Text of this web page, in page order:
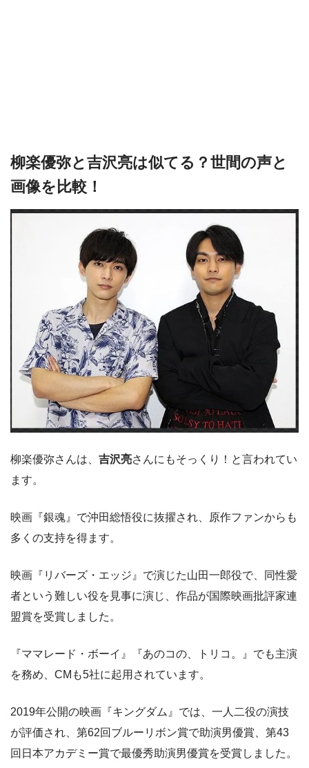
柳楽優弥と吉沢亮は似てる？世間の声と
画像を比較！
柳楽優弥さんは、 吉沢亮さんにもそっくり！と言われてい
ます。
映画『銀魂』で沖田総悟役に抜擢され、原作ファンからも
多くの支持を得ます。
映画『リバーズ・エッジ』で演じた山田一郎役で、同性愛
者という難しい役を見事に演じ、作品が国際映画批評家連
盟賞を受賞しました。
『ママレード・ボーイ』『あのコの、トリコ。』でも主演
を務め、CMも5社に起用されています。
2019年公開の映画『キングダム』では、一人二役の演技
が評価され、第62回ブルーリボン賞で助演男優賞、第43
回日本アカデミー賞で最優秀助演男優賞を受賞しました。